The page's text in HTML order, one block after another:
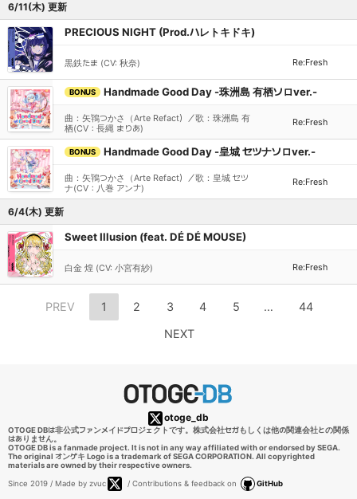
6/11(木) 更新
PRECIOUS NIGHT (Prod.ハレトキドキ)
黒鉄たま (CV: 秋奈) Re:Fresh
BONUS Handmade Good Day -珠洲島 有栖ソロver.-
曲：矢鴇つかさ（Arte Refact）／歌：珠洲島 有
栖(CV：長縄 まりあ)
Re:Fresh
BONUS Handmade Good Day -皇城 セツナソロver.-
曲：矢鴇つかさ（Arte Refact）／歌：皇城 セツ
ナ(CV：八巻 アンナ)
Re:Fresh
6/4(木) 更新
Sweet Illusion (feat. DÉ DÉ MOUSE)
白金 煌 (CV: 小宮有紗) Re:Fresh
PREV 1 2 3 4 5 … 44
NEXT
OTOGE DBは非公式ファンメイドプロジェクトです。株式会社セガもしくは他の関連会社との関係
はありません。
OTOGE DB is a fanmade project. It is not in any way affiliated with or endorsed by SEGA.
The original オンゲキ Logo is a trademark of SEGA CORPORATION. All copyrighted
materials are owned by their respective owners.
Since 2019 / Made by zvuc / Contributions & feedback on GitHub
otoge_db